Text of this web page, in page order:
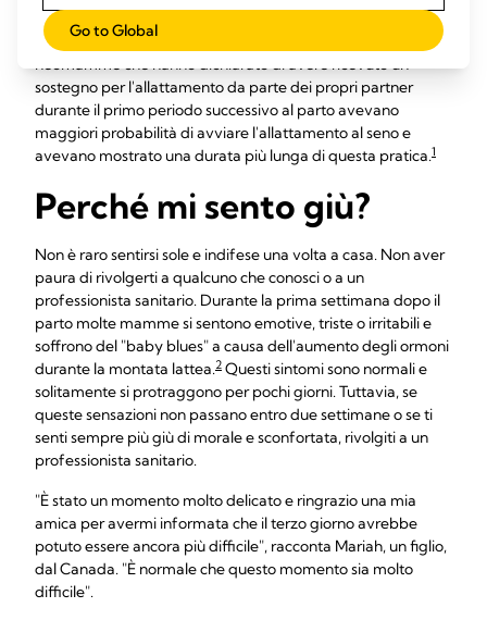
È stato dimostrato che questo tipo di sostegno è utile
nell'allattamento al seno: uno studio ha scoperto che le
neomamme che hanno dichiarato di avere ricevuto un
sostegno per l'allattamento da parte dei propri partner
durante il primo periodo successivo al parto avevano
maggiori probabilità di avviare l'allattamento al seno e
avevano mostrato una durata più lunga di questa pratica.1
Perché mi sento giù?
Non è raro sentirsi sole e indifese una volta a casa. Non aver
paura di rivolgerti a qualcuno che conosci o a un
professionista sanitario. Durante la prima settimana dopo il
parto molte mamme si sentono emotive, triste o irritabili e
soffrono del "baby blues" a causa dell'aumento degli ormoni
durante la montata lattea.2 Questi sintomi sono normali e
solitamente si protraggono per pochi giorni. Tuttavia, se
queste sensazioni non passano entro due settimane o se ti
senti sempre più giù di morale e sconfortata, rivolgiti a un
professionista sanitario.
"È stato un momento molto delicato e ringrazio una mia
amica per avermi informata che il terzo giorno avrebbe
potuto essere ancora più difficile", racconta Mariah, un figlio,
dal Canada. "È normale che questo momento sia molto
difficile".
Go to Global